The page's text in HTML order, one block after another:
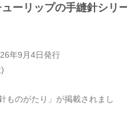
ューリップの手縫針シ
年9月4日発行
ものがたり」が掲載されまし